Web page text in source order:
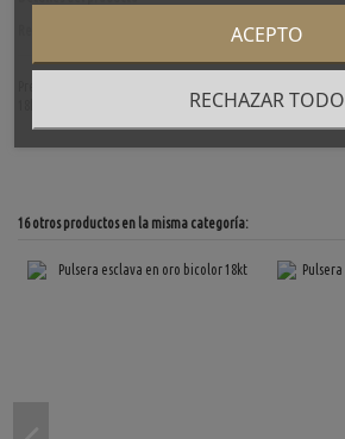
16 otros productos en la misma categoría:
RECHAZAR TODO
ACEPTO